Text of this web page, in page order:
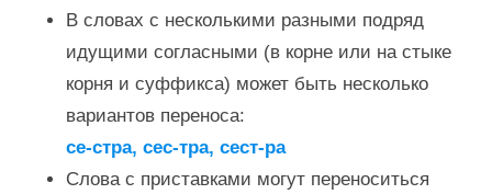
В словах с несколькими разными подряд
идущими согласными (в корне или на стыке
корня и суффикса) может быть несколько
вариантов переноса:
се-стра, сес-тра, сест-ра
Слова с приставками могут переноситься